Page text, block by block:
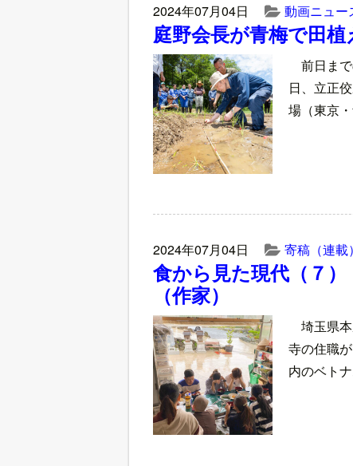
2024年07月04日 動画ニュー
庭野会長が青梅で田植
前日ま
日、立正
場（東京
2024年07月04日 寄稿（連載）
食から見た現代（７
（作家）
埼玉県
寺の住職
内のベト